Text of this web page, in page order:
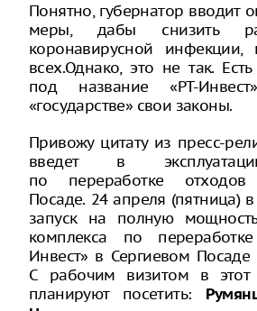
Понятно, губернатор вводит
меры, дабы снизить
коронавирусной инфекции,
всех.Однако, это не так.
под название «РТ-
«государстве» свои законы.
Привожу цитату из пресс-
введет в
по переработке
Посаде. 24 апреля (пятница) в
запуск на полную
комплекса по
Инвест» в Сергиевом
С рабочим визитом в этот
планируют посетить: